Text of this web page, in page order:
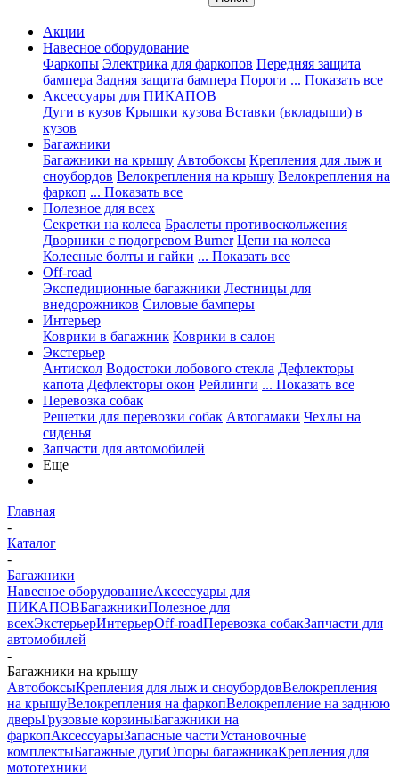
Акции
Навесное оборудование
Фаркопы Электрика для фаркопов Передняя защита
бампера Задняя защита бампера Пороги ... Показать все
Аксессуары для ПИКАПОВ
Дуги в кузов Крышки кузова Вставки (вкладыши) в
кузов
Багажники
Багажники на крышу Автобоксы Крепления для лыж и
сноубордов Велокрепления на крышу Велокрепления на
фаркоп ... Показать все
Полезное для всех
Секретки на колеса Браслеты противоскольжения
Дворники с подогревом Burner Цепи на колеса
Колесные болты и гайки ... Показать все
Off-road
Экспедиционные багажники Лестницы для
внедорожников Силовые бамперы
Интерьер
Коврики в багажник Коврики в салон
Экстерьер
Антискол Водостоки лобового стекла Дефлекторы
капота Дефлекторы окон Рейлинги ... Показать все
Перевозка собак
Решетки для перевозки собак Автогамаки Чехлы на
сиденья
Запчасти для автомобилей
Еще
Главная
-
Каталог
-
Багажники
Навесное оборудованиеАксессуары для
ПИКАПОВБагажникиПолезное для
всехЭкстерьерИнтерьерOff-roadПеревозка собакЗапчасти для
автомобилей
-
Багажники на крышу
АвтобоксыКрепления для лыж и сноубордовВелокрепления
на крышуВелокрепления на фаркопВелокрепление на заднюю
дверьГрузовые корзиныБагажники на
фаркопАксессуарыЗапасные частиУстановочные
комплектыБагажные дугиОпоры багажникаКрепления для
мототехники